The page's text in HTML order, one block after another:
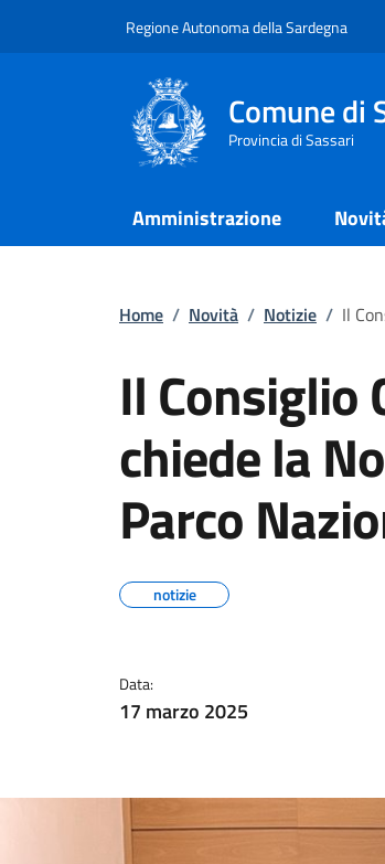
Regione Autonoma della Sardegna
Comune di
Provincia di Sassari
Amministrazione
Home / Novità / Notizie / Il
Il Consiglio
chiede la
Parco
notizie
Data:
17 marzo 2025